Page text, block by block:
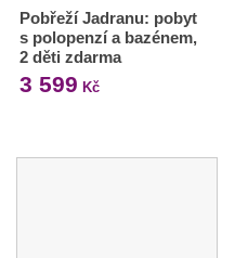
Pobřeží Jadranu: pobyt
s polopenzí a bazénem,
2 děti zdarma
3 599 Kč